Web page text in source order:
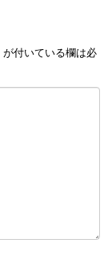
が付いている欄は必